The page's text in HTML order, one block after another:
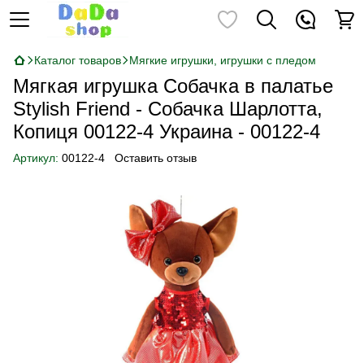
Каталог товаров Мягкие игрушки, игрушки с пледом
Мягкая игрушка Собачка в палатье
Stylish Friend - Собачка Шарлотта,
Копиця 00122-4 Украина - 00122-4
Артикул: 00122-4 Оставить отзыв